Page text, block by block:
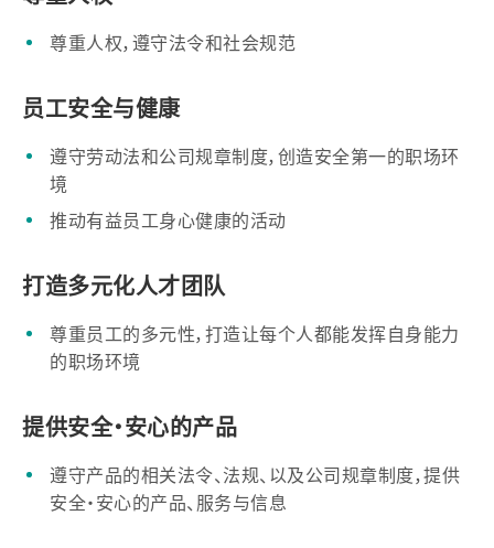
尊重人权，遵守法令和社会规范
员工安全与健康
遵守劳动法和公司规章制度，创造安全第一的职场环
境
推动有益员工身心健康的活动
打造多元化人才团队
尊重员工的多元性，打造让每个人都能发挥自身能力
的职场环境
提供安全・安心的产品
遵守产品的相关法令、法规、以及公司规章制度，提供
安全・安心的产品、服务与信息